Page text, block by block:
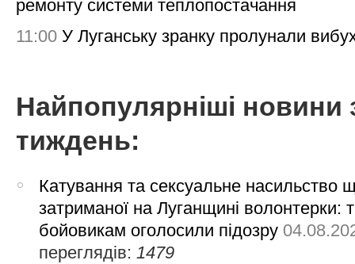
ремонту системи теплопостачання
11:00 У Луганську зранку пролунали
Найпопулярніші новини
тиждень:
Катування та сексуальне насильство
затриманої на Луганщині волонтерки:
бойовикам оголосили підозру
переглядів:1479